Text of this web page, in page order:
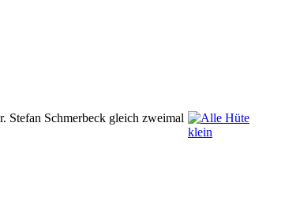
Stefan Schmerbeck gleich zweimal